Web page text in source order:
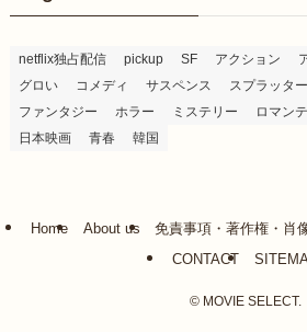
netflix独占配信 pickup SF アクション
グロい
コメディ サスペンス スプラッター
ファンタジー
ホラー ミステリー ロマン
日本映画
青春 韓国
Home About us 免責事項・著作権・肖
CONTACT
© MOVIE SELECT.